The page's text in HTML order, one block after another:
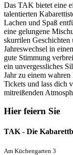
Das TAK bietet eine
talentierten
Lachen und Spaß
eine gelungene
skurrilen Geschichten
Jahreswechsel in
gute Stimmung
ein unvergessliches
Jahr zu einem
Tickets und lass dich
mitreißenden
Hier feiern Sie
TAK - Die
Am Küchengarten 3